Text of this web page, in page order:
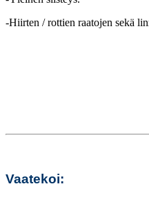
-Hiirten / rottien raatojen sekä
Vaatekoi: